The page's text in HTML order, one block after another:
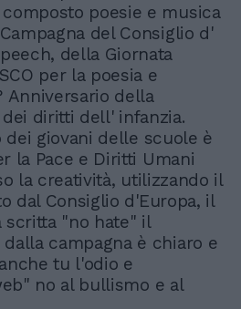
poesie e musica
del Consiglio d'
della Giornata
per la poesia e
Anniversario della
dei diritti dell' infanzia.
dei giovani delle scuole è
la Pace e Diritti Umani
la creatività, utilizzando il
dal Consiglio d'Europa, il
scritta "no hate" il
campagna è chiaro e
tu l'odio e
no al bullismo e al